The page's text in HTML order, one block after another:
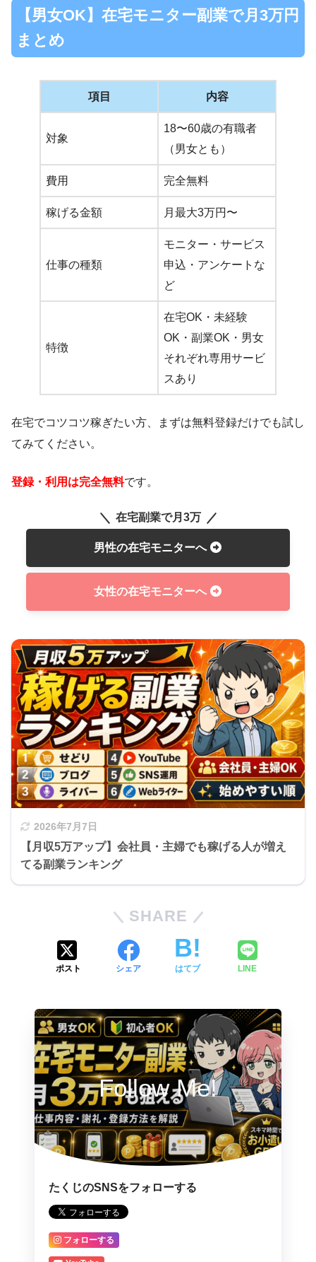
【男女OK】在宅モニター副業で月3万円
まとめ
項目 内容
対象
18〜60歳の有職者
（男女とも）
費用 完全無料
稼げる金額 月最大3万円〜
仕事の種類
モニター・サービス
申込・アンケートな
ど
特徴
在宅OK・未経験
OK・副業OK・男女
それぞれ専用サービ
スあり
在宅でコツコツ稼ぎたい方、まずは無料登録だけでも試し
てみてください。
登録・利用は完全無料です。
在宅副業で月3万
男性の在宅モニターへ
女性の在宅モニターへ
2026年7月7日
【月収5万アップ】会社員・主婦でも稼げる人が増え
てる副業ランキング
SHARE
ポスト シェア はてブ LINE
Follow Me!
たくじのSNSをフォローする
フォローする